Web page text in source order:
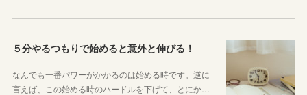
５分やるつもりで始めると意外と伸びる！
なんでも一番パワーがかかるのは始める時です。逆に
言えば、この始める時のハードルを下げて、とにか…